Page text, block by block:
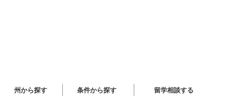
州から探す 条件から探す 留学相談する